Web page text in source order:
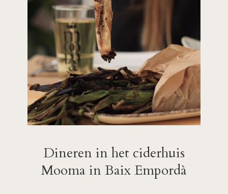
Dineren in het ciderhuis
Mooma in Baix Empordà